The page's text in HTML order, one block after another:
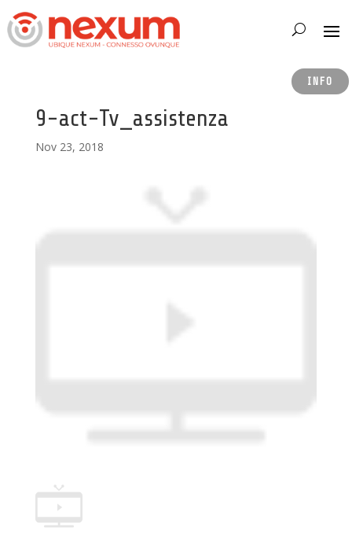
INFO
9-act-Tv_assistenza
Nov 23, 2018